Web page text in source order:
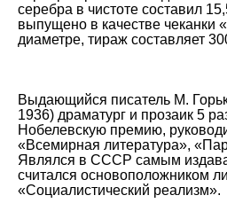
серебра в чистоте составил
выпущено в качестве чеканки
диаметре, тираж составляет
Выдающийся писатель М.
1936) драматург и прозаик 5
Нобелевскую премию,
«Всемирная литература»,
Являлся в СССР самым
считался основоположником
«Социалистический реализм».